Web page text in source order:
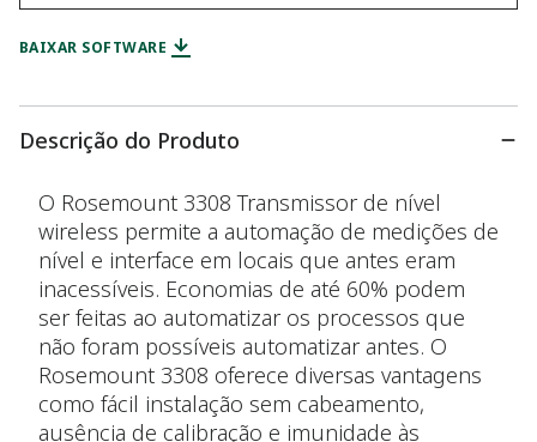
BAIXAR SOFTWARE
Descrição do Produto
O Rosemount 3308 Transmissor de nível
wireless permite a automação de medições de
nível e interface em locais que antes eram
inacessíveis. Economias de até 60% podem
ser feitas ao automatizar os processos que
não foram possíveis automatizar antes. O
Rosemount 3308 oferece diversas vantagens
como fácil instalação sem cabeamento,
ausência de calibração e imunidade às